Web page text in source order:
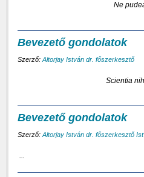
Ne
Bevezető gondolatok
Szerző: Altorjay István dr. főszerkesztő
Scientia
Bevezető gondolatok
Szerző: Altorjay István dr. főszerkesztő